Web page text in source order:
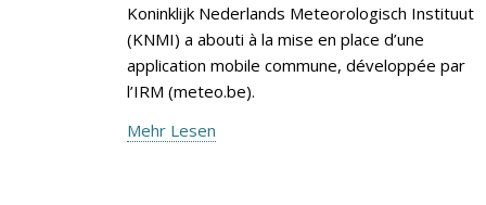
Koninklijk Nederlands Meteorologisch Instituut
(KNMI) a abouti à la mise en place d’une
application mobile commune, développée par
l’IRM (meteo.be).
Mehr Lesen